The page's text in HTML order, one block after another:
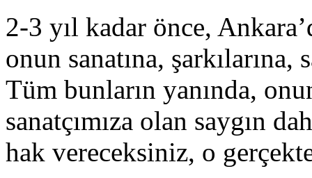
2-3 yıl kadar önce,
onun sanatına,
Tüm bunların yanında,
sanatçımıza olan saygın
hak vereceksiniz, o